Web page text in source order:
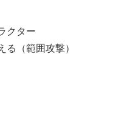
クター
（範囲攻撃）